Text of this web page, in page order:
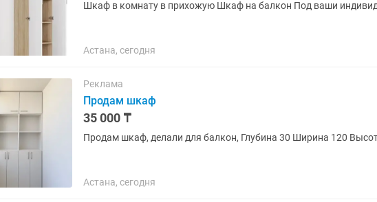
Шкаф в комнату в прихожую Шкаф на балкон Под ваши
Астана, сегодня
Реклама
Продам шкаф
35 000 ₸
Продам шкаф, делали для балкон, Глубина 30 Ширина 120
Астана, сегодня